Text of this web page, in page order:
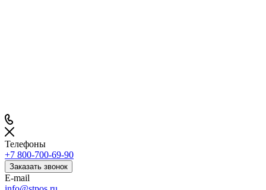
Телефоны
+7 800-700-69-90
Заказать звонок
E-mail